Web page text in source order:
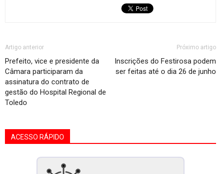
Artigo anterior
Prefeito, vice e presidente da
Câmara participaram da
assinatura do contrato de
gestão do Hospital Regional de
Toledo
Próximo artigo
Inscrições do Festirosa podem
ser feitas até o dia 26 de junho
ACESSO RÁPIDO